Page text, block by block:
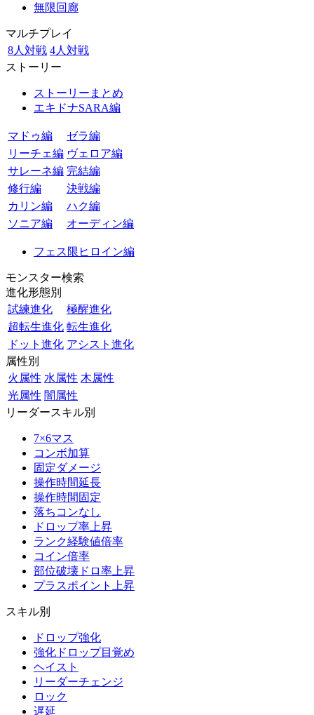
無限回廊
マルチプレイ
8人対戦 4人対戦
ストーリー
ストーリーまとめ
エキドナSARA編
マドゥ編
ゼラ編
リーチェ編 ヴェロア編
サレーネ編 完結編
修行編
決戦編
カリン編
ハク編
ソニア編
オーディン編
フェス限ヒロイン編
モンスター検索
進化形態別
試練進化
極醒進化
超転生進化 転生進化
ドット進化 アシスト進化
属性別
火属性 水属性 木属性
光属性 闇属性
リーダースキル別
7×6マス
コンボ加算
固定ダメージ
操作時間延長
操作時間固定
落ちコンなし
ドロップ率上昇
ランク経験値倍率
コイン倍率
部位破壊ドロ率上昇
プラスポイント上昇
スキル別
ドロップ強化
強化ドロップ目覚め
ヘイスト
リーダーチェンジ
ロック
遅延